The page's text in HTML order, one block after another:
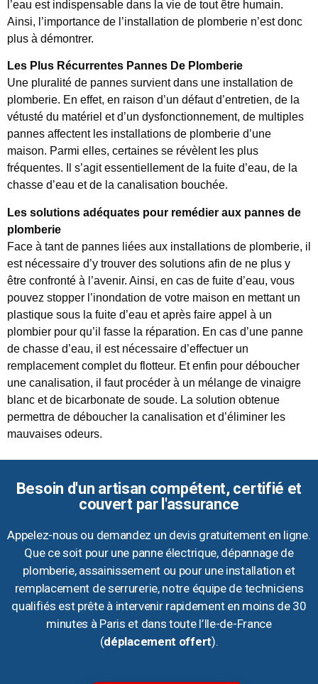
l’eau est indispensable dans la vie de tout être humain.
Ainsi, l’importance de l’installation de plomberie n’est donc
plus à démontrer.
Les Plus Récurrentes Pannes De Plomberie
Une pluralité de pannes survient dans une installation de
plomberie. En effet, en raison d’un défaut d’entretien, de la
vétusté du matériel et d’un dysfonctionnement, de multiples
pannes affectent les installations de plomberie d’une
maison. Parmi elles, certaines se révèlent les plus
fréquentes. Il s’agit essentiellement de la fuite d’eau, de la
chasse d’eau et de la canalisation bouchée.
Les solutions adéquates pour remédier aux pannes de
plomberie
Face à tant de pannes liées aux installations de plomberie, il
est nécessaire d’y trouver des solutions afin de ne plus y
être confronté à l’avenir. Ainsi, en cas de fuite d’eau, vous
pouvez stopper l’inondation de votre maison en mettant un
plastique sous la fuite d’eau et après faire appel à un
plombier pour qu’il fasse la réparation. En cas d’une panne
de chasse d’eau, il est nécessaire d’effectuer un
remplacement complet du flotteur. Et enfin pour déboucher
une canalisation, il faut procéder à un mélange de vinaigre
blanc et de bicarbonate de soude. La solution obtenue
permettra de déboucher la canalisation et d’éliminer les
mauvaises odeurs.
Besoin d'un artisan compétent, certifié et
couvert par l'assurance
Appelez-nous ou demandez un devis gratuitement en ligne.
Que ce soit pour une panne électrique, dépannage de
plomberie, assainissement ou pour une installation et
remplacement de serrurerie, notre équipe de techniciens
qualifiés est prête à intervenir rapidement en moins de 30
minutes à Paris et dans toute l’Ile-de-France
(déplacement offert).